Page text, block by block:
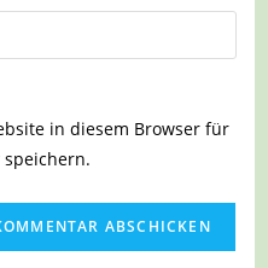
in diesem Browser für